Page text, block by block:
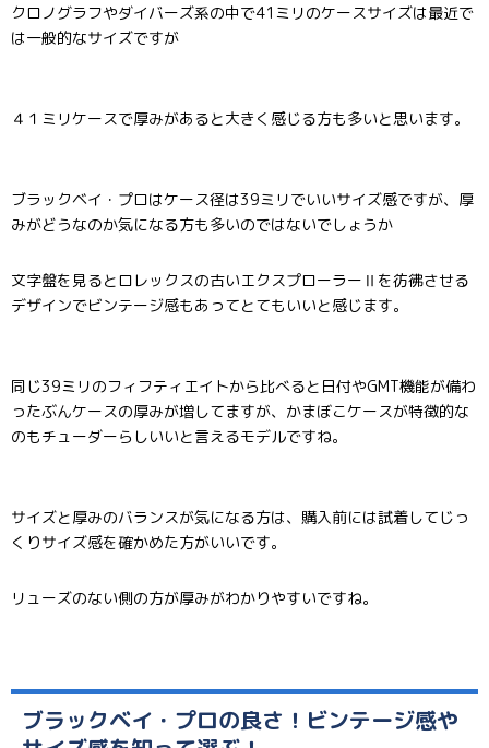
クロノグラフやダイバーズ系の中で41ミリのケースサイズは最近で
は一般的なサイズですが
４１ミリケースで厚みがあると大きく感じる方も多いと思います。
ブラックベイ・プロはケース径は39ミリでいいサイズ感ですが、厚
みがどうなのか気になる方も多いのではないでしょうか
文字盤を見るとロレックスの古いエクスプローラーⅡを彷彿させる
デザインでビンテージ感もあってとてもいいと感じます。
同じ39ミリのフィフティエイトから比べると日付やGMT機能が備わ
ったぶんケースの厚みが増してますが、かまぼこケースが特徴的な
のもチューダーらしいいと言えるモデルですね。
サイズと厚みのバランスが気になる方は、購入前には試着してじっ
くりサイズ感を確かめた方がいいです。
リューズのない側の方が厚みがわかりやすいですね。
ブラックベイ・プロの良さ！ビンテージ感や